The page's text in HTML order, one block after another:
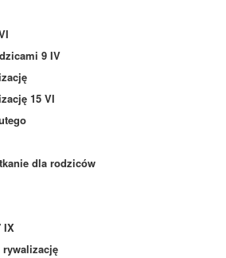
9 IV
15 VI
dla rodziców
IX